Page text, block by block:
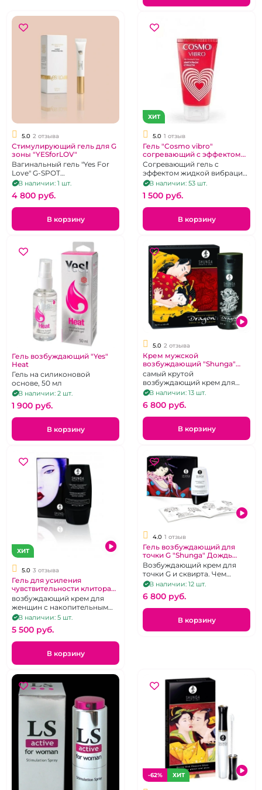
5.0 2 отзыва
Стимулирующий гель для G
зоны "YESforLOV"
Вагинальный гель "Yes For
Love" G-SPOT
исключительно для
возбуждения женщин,10 g
В наличии: 1 шт.
4 800 pуб.
В корзину
ХИТ
5.0 1 отзыв
Гель "Cosmo vibro"
согревающий с эффектом
вибрации, 25 мл
Согревающий гель с
эффектом жидкой вибрации.
25 мл.
В наличии: 53 шт.
1 500 pуб.
В корзину
Гель возбуждающий "Yes"
Heat
Гель на силиконовой
основе, 50 мл
В наличии: 2 шт.
1 900 pуб.
В корзину
5.0 2 отзыва
Крем мужской
возбуждающий "Shunga"
Дракон
самый крутой
возбуждающий крем для
мужчин
В наличии: 13 шт.
6 800 pуб.
В корзину
ХИТ
5.0 3 отзыва
Гель для усиления
чувствительности клитора
«Shunga» Тайный сад
возбуждающий крем для
женщин с накопительным
эффектом
В наличии: 5 шт.
5 500 pуб.
В корзину
4.0 1 отзыв
Гель возбуждающий для
точки G "Shunga" Дождь
любви
Возбуждающий крем для
точки G и сквирта. Чем
больше пользоваться — тем
сильнее эффект!
В наличии: 12 шт.
6 800 pуб.
В корзину
-62% ХИТ